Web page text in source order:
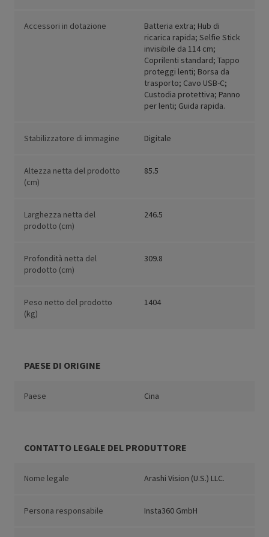
Accessori in dotazione
Batteria extra; Hub di
ricarica rapida; Selfie Stick
invisibile da 114 cm;
Coprilenti standard; Tappo
proteggi lenti; Borsa da
trasporto; Cavo USB-C;
Custodia protettiva; Panno
per lenti; Guida rapida.
Stabilizzatore di immagine Digitale
Altezza netta del prodotto
(cm)
85.5
Larghezza netta del
prodotto (cm)
246.5
Profondità netta del
prodotto (cm)
309.8
Peso netto del prodotto
(kg)
1404
PAESE DI ORIGINE
Paese Cina
CONTATTO LEGALE DEL PRODUTTORE
Nome legale Arashi Vision (U.S.) LLC.
Persona responsabile Insta360 GmbH